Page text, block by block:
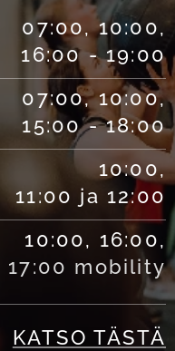
07:00, 10:00,
16:00 - 19:00
07:00, 10:00,
15:00 - 18:00
10:00,
11:00 ja 12:00
10:00, 16:00,
17:00 mobility
KATSO TÄSTÄ